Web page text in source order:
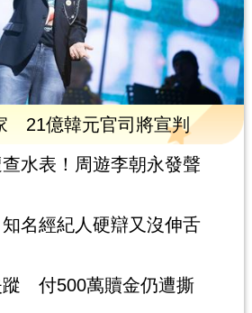
21億韓元官司將宣判
水表！周遊李朝永發聲
名經紀人硬辯又沒伸舌
蹤 付500萬贖金仍遭撕